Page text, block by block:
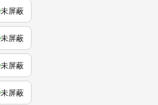
未屏蔽
未屏蔽
未屏蔽
未屏蔽